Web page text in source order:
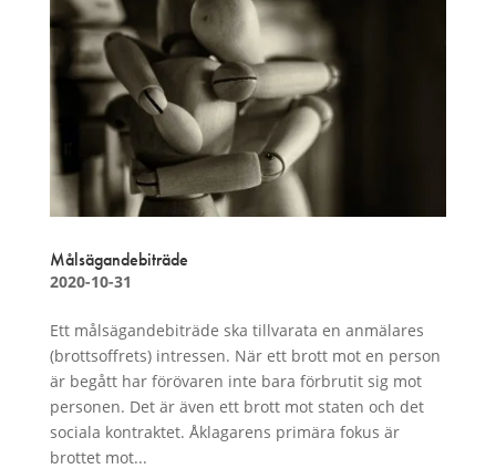
Målsägandebiträde
2020-10-31
Ett målsägandebiträde ska tillvarata en anmälares
(brottsoffrets) intressen. När ett brott mot en person
är begått har förövaren inte bara förbrutit sig mot
personen. Det är även ett brott mot staten och det
sociala kontraktet. Åklagarens primära fokus är
brottet mot...